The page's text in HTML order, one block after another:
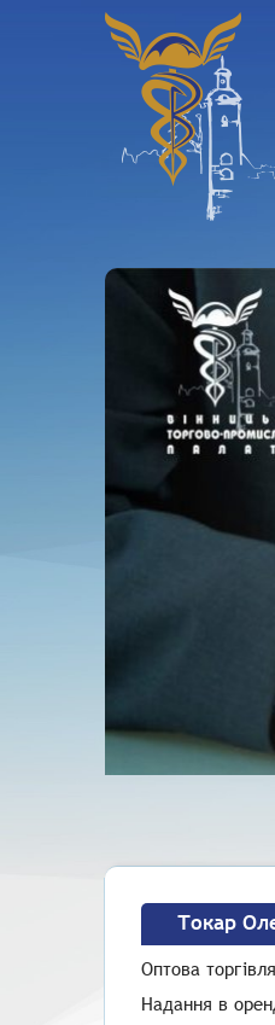
Токар
Оптова
Надання в